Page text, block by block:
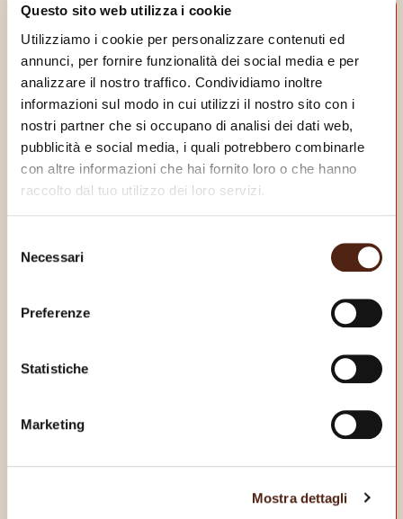
Questo sito web utilizza i cookie
Utilizziamo i cookie per personalizzare contenuti ed
annunci, per fornire funzionalità dei social media e per
analizzare il nostro traffico. Condividiamo inoltre
informazioni sul modo in cui utilizzi il nostro sito con i
nostri partner che si occupano di analisi dei dati web,
pubblicità e social media, i quali potrebbero combinarle
con altre informazioni che hai fornito loro o che hanno
raccolto dal tuo utilizzo dei loro servizi.
delNecessari
Preferenze
Statistiche
Marketing
Mostra dettagli
SCARICA LA NOSTRA